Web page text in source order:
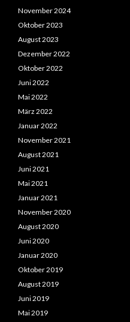
November 2024
Oktober 2023
August 2023
Dezember 2022
Oktober 2022
Juni 2022
Mai 2022
März 2022
Januar 2022
November 2021
August 2021
Juni 2021
Mai 2021
Januar 2021
November 2020
August 2020
Juni 2020
Januar 2020
Oktober 2019
August 2019
Juni 2019
Mai 2019